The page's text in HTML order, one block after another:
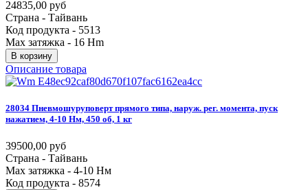
24835,00 руб
Страна - Тайвань
Код продукта - 5513
Max затяжка - 16 Hm
В корзину
Описание товара
28034 Пневмошуруповерт прямого типа, наруж. рег. момента, пуск
нажатием, 4-10 Нм, 450 об, 1 кг
39500,00 руб
Страна - Тайвань
Max затяжка - 4-10 Нм
Код продукта - 8574